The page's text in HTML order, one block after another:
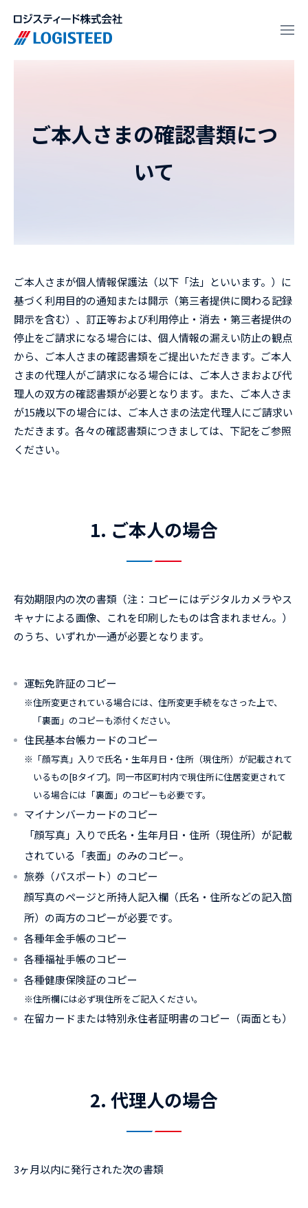
ご本人さまの確認書類につ
いて
ご本人さまが個人情報保護法（以下「法」といいます。）に
基づく利用目的の通知または開示（第三者提供に関わる記録
開示を含む）、訂正等および利用停止・消去・第三者提供の
停止をご請求になる場合には、個人情報の漏えい防止の観点
から、ご本人さまの確認書類をご提出いただきます。ご本人
さまの代理人がご請求になる場合には、ご本人さまおよび代
理人の双方の確認書類が必要となります。また、ご本人さま
が15歳以下の場合には、ご本人さまの法定代理人にご請求い
ただきます。各々の確認書類につきましては、下記をご参照
ください。
1. ご本人の場合
有効期限内の次の書類（注：コピーにはデジタルカメラやス
キャナによる画像、これを印刷したものは含まれません。）
のうち、いずれか一通が必要となります。
運転免許証のコピー
※住所変更されている場合には、住所変更手続をなさった上で、
「裏面」のコピーも添付ください。
住民基本台帳カードのコピー
※ 「顔写真」入りで氏名・生年月日・住所（現住所）が記載されて
いるもの[Bタイプ]。同一市区町村内で現住所に住居変更されて
いる場合には「裏面」のコピーも必要です。
マイナンバーカードのコピー
「顔写真」入りで氏名・生年月日・住所（現住所）が記載
されている「表面」のみのコピー。
旅券（パスポート）のコピー
顔写真のページと所持人記入欄（氏名・住所などの記入箇
所）の両方のコピーが必要です。
各種年金手帳のコピー
各種福祉手帳のコピー
各種健康保険証のコピー
※住所欄には必ず現住所をご記入ください。
在留カードまたは特別永住者証明書のコピー（両面とも）
2. 代理人の場合
3ヶ月以内に発行された次の書類